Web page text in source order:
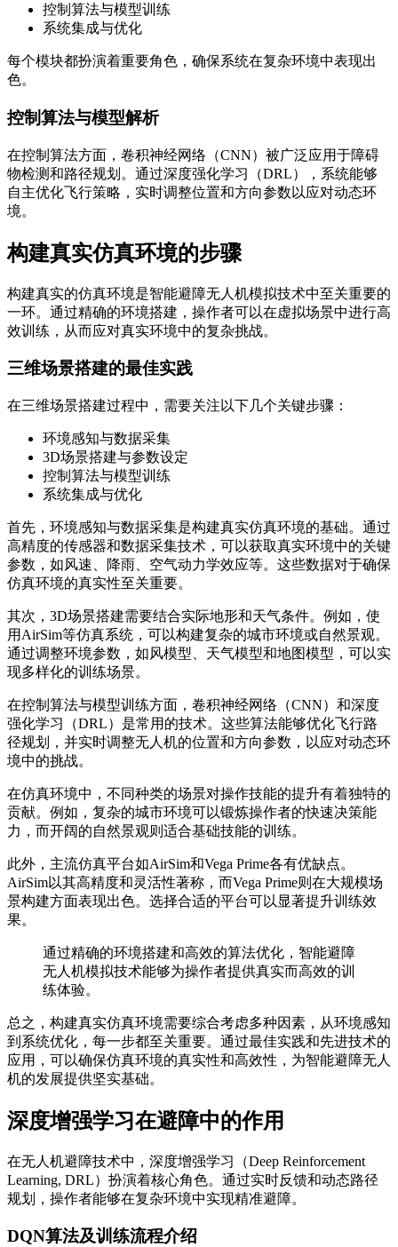
控制算法与模型训练
系统集成与优化
每个模块都扮演着重要角色，确保系统在复杂环境中表现出
色。
控制算法与模型解析
在控制算法方面，卷积神经网络（CNN）被广泛应用于障碍
物检测和路径规划。通过深度强化学习（DRL），系统能够
自主优化飞行策略，实时调整位置和方向参数以应对动态环
境。
构建真实仿真环境的步骤
构建真实的仿真环境是智能避障无人机模拟技术中至关重要的
一环。通过精确的环境搭建，操作者可以在虚拟场景中进行高
效训练，从而应对真实环境中的复杂挑战。
三维场景搭建的最佳实践
在三维场景搭建过程中，需要关注以下几个关键步骤：
环境感知与数据采集
3D场景搭建与参数设定
控制算法与模型训练
系统集成与优化
首先，环境感知与数据采集是构建真实仿真环境的基础。通过
高精度的传感器和数据采集技术，可以获取真实环境中的关键
参数，如风速、降雨、空气动力学效应等。这些数据对于确保
仿真环境的真实性至关重要。
其次，3D场景搭建需要结合实际地形和天气条件。例如，使
用AirSim等仿真系统，可以构建复杂的城市环境或自然景观。
通过调整环境参数，如风模型、天气模型和地图模型，可以实
现多样化的训练场景。
在控制算法与模型训练方面，卷积神经网络（CNN）和深度
强化学习（DRL）是常用的技术。这些算法能够优化飞行路
径规划，并实时调整无人机的位置和方向参数，以应对动态环
境中的挑战。
在仿真环境中，不同种类的场景对操作技能的提升有着独特的
贡献。例如，复杂的城市环境可以锻炼操作者的快速决策能
力，而开阔的自然景观则适合基础技能的训练。
此外，主流仿真平台如AirSim和Vega Prime各有优缺点。
AirSim以其高精度和灵活性著称，而Vega Prime则在大规模场
景构建方面表现出色。选择合适的平台可以显著提升训练效
果。
通过精确的环境搭建和高效的算法优化，智能避障
无人机模拟技术能够为操作者提供真实而高效的训
练体验。
总之，构建真实仿真环境需要综合考虑多种因素，从环境感知
到系统优化，每一步都至关重要。通过最佳实践和先进技术的
应用，可以确保仿真环境的真实性和高效性，为智能避障无人
机的发展提供坚实基础。
深度增强学习在避障中的作用
在无人机避障技术中，深度增强学习（Deep Reinforcement
Learning, DRL）扮演着核心角色。通过实时反馈和动态路径
规划，操作者能够在复杂环境中实现精准避障。
DQN算法及训练流程介绍